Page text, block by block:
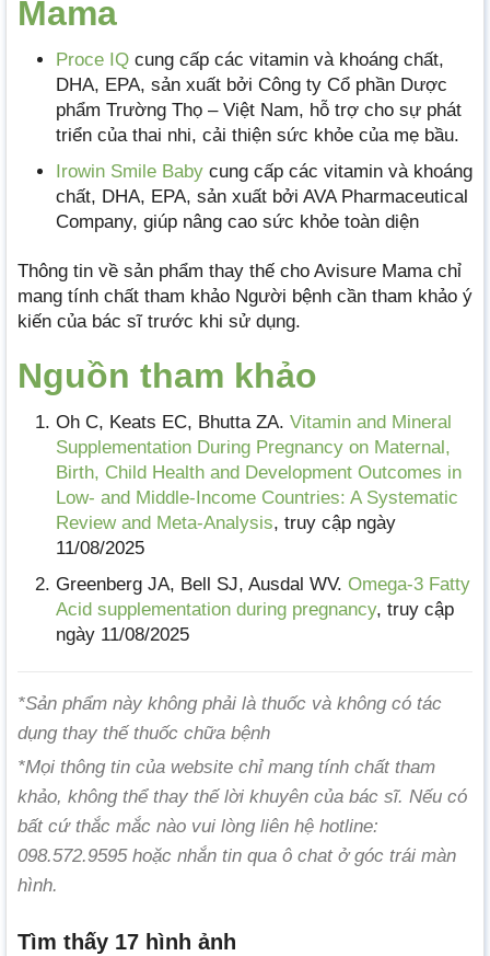
Mama
Proce IQ cung cấp các vitamin và khoáng chất,
DHA, EPA, sản xuất bởi Công ty Cổ phần Dược
phẩm Trường Thọ – Việt Nam, hỗ trợ cho sự phát
triển của thai nhi, cải thiện sức khỏe của mẹ bầu.
Irowin Smile Baby cung cấp các vitamin và khoáng
chất, DHA, EPA, sản xuất bởi AVA Pharmaceutical
Company, giúp nâng cao sức khỏe toàn diện
Thông tin về sản phẩm thay thế cho Avisure Mama chỉ
mang tính chất tham khảo Người bệnh cần tham khảo ý
kiến của bác sĩ trước khi sử dụng.
Nguồn tham khảo
Oh C, Keats EC, Bhutta ZA. Vitamin and Mineral
Supplementation During Pregnancy on Maternal,
Birth, Child Health and Development Outcomes in
Low- and Middle-Income Countries: A Systematic
Review and Meta-Analysis, truy cập ngày
11/08/2025
Greenberg JA, Bell SJ, Ausdal WV. Omega-3 Fatty
Acid supplementation during pregnancy, truy cập
ngày 11/08/2025
*Sản phẩm này không phải là thuốc và không có tác
dụng thay thế thuốc chữa bệnh
*Mọi thông tin của website chỉ mang tính chất tham
khảo, không thể thay thế lời khuyên của bác sĩ. Nếu có
bất cứ thắc mắc nào vui lòng liên hệ hotline:
098.572.9595 hoặc nhắn tin qua ô chat ở góc trái màn
hình.
Tìm thấy 17 hình ảnh